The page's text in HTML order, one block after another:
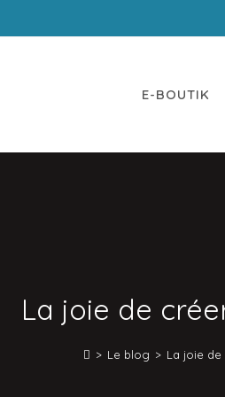
E-BOUTIK
La joie de
> Le blog > La joie de